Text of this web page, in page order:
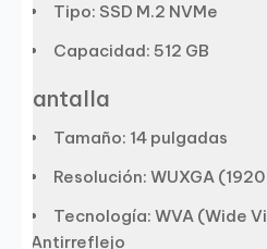
Tipo: SSD M.2 NVMe
Capacidad: 512 GB
Pantalla
Tamaño: 14 pulgadas
Resolución: WUXGA
Tecnología: WVA (Wide
Antirreflejo